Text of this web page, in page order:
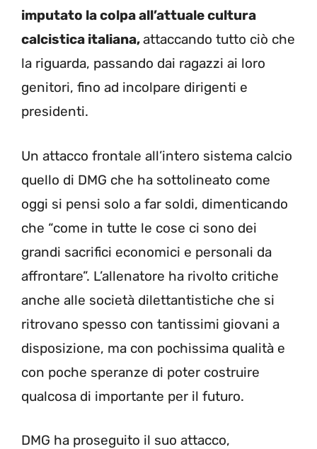
imputato la colpa all’attuale cultura
calcistica italiana,attaccando tutto ciò che
la riguarda, passando dai ragazzi ai loro
genitori, fino ad incolpare dirigenti e
presidenti.
Un attacco frontale all’intero sistema calcio
quello di DMG che ha sottolineato come
oggi si pensi solo a far soldi, dimenticando
che “come in tutte le cose ci sono dei
grandi sacrifici economici e personali da
affrontare”. L’allenatore ha rivolto critiche
anche alle società dilettantistiche che si
ritrovano spesso con tantissimi giovani a
disposizione, ma con pochissima qualità e
con poche speranze di poter costruire
qualcosa di importante per il futuro.
DMG ha proseguito il suo attacco,